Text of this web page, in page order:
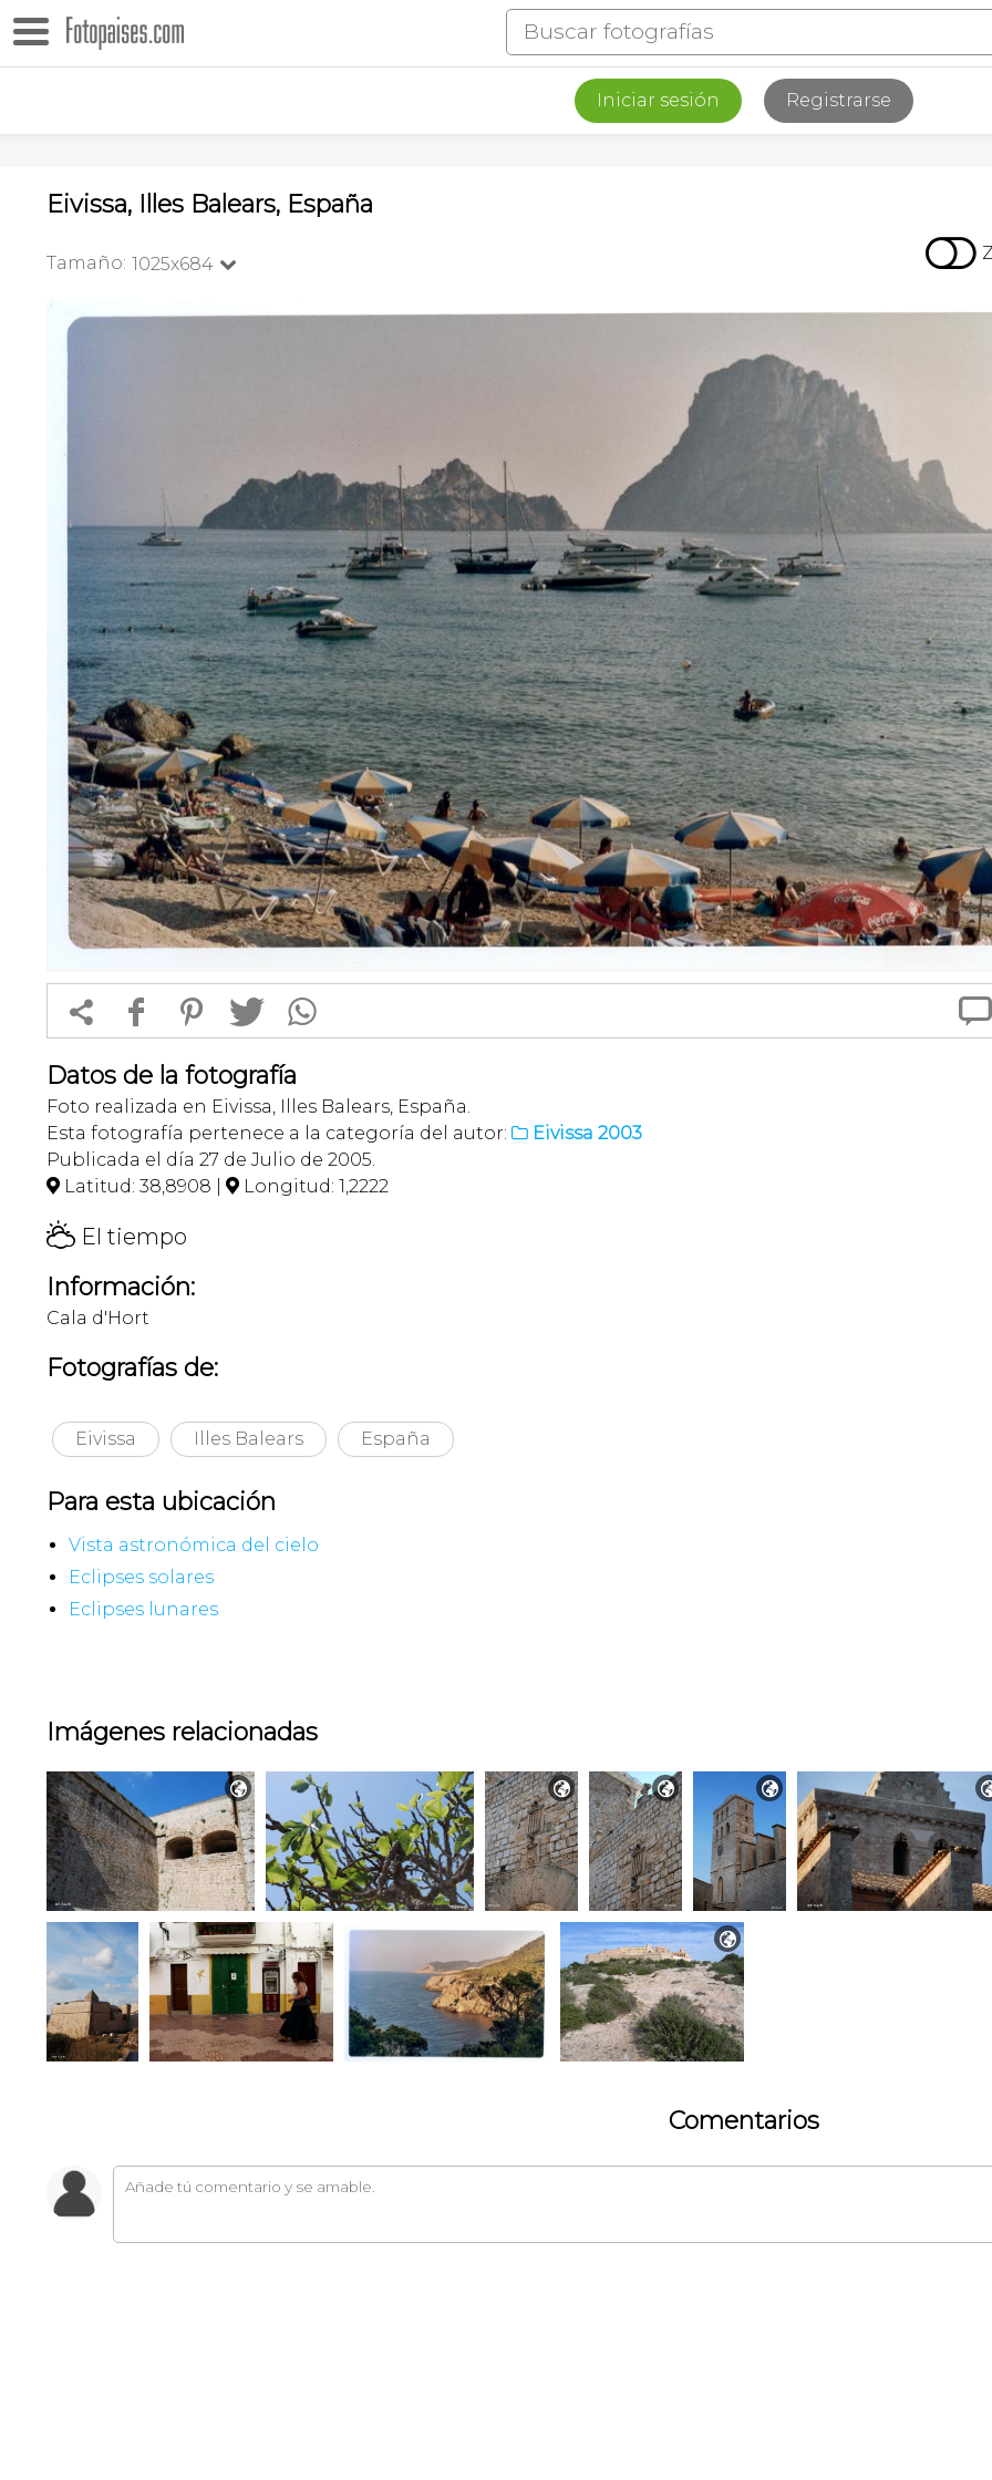
Iniciar sesión Registrarse
Eivissa, Illes Balears, España
Tamaño: 1025x684  
 f 1 T  
Datos de la fotografía
Foto realizada en Eivissa, Illes Balears, España.
Esta fotografía pertenece a la categoría del autor:  Eivissa 2003
Publicada el día 27 de Julio de 2005.
 Latitud: 38,8908 |  Longitud: 1,2222
H El tiempo
Información:
Cala d'Hort
Fotografías de:
Eivissa Illes Balears España
Para esta ubicación
Vista astronómica del cielo
Eclipses solares
Eclipses lunares
Imágenes relacionadas
   

Comentarios